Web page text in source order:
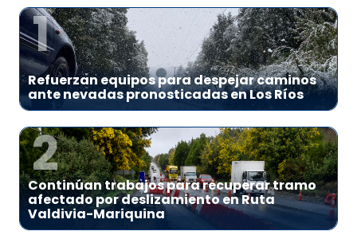
1
Refuerzan equipos para despejar caminos
ante nevadas pronosticadas en Los Ríos
2
Continúan trabajos para recuperar tramo
afectado por deslizamiento en Ruta
Valdivia-Mariquina